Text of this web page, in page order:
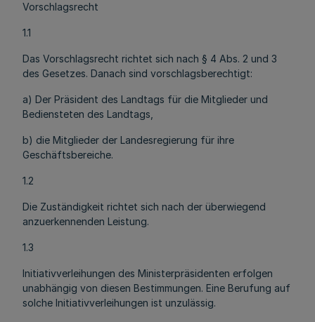
Vorschlagsrecht
1.1
Das Vorschlagsrecht richtet sich nach § 4 Abs. 2 und 3
des Gesetzes. Danach sind vorschlagsberechtigt:
a) Der Präsident des Landtags für die Mitglieder und
Bediensteten des Landtags,
b) die Mitglieder der Landesregierung für ihre
Geschäftsbereiche.
1.2
Die Zuständigkeit richtet sich nach der überwiegend
anzuerkennenden Leistung.
1.3
Initiativverleihungen des Ministerpräsidenten erfolgen
unabhängig von diesen Bestimmungen. Eine Berufung auf
solche Initiativverleihungen ist unzulässig.